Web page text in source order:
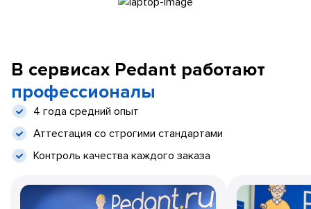
В сервисах Pedant работают
профессионалы
4 года средний опыт
Аттестация со строгими стандартами
Контроль качества каждого заказа